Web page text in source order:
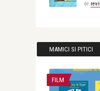
de
MAMICI SI PITICI
FILM